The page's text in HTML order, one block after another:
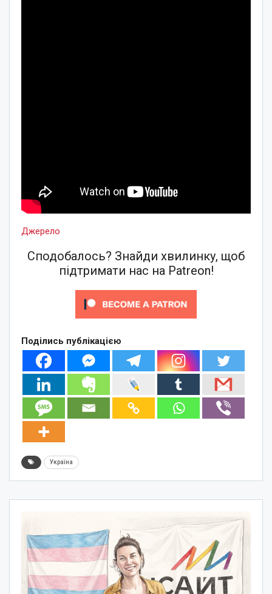
Джерело
Сподобалось? Знайди хвилинку, щоб
підтримати нас на Patreon!
Поділись публікацією
Україна